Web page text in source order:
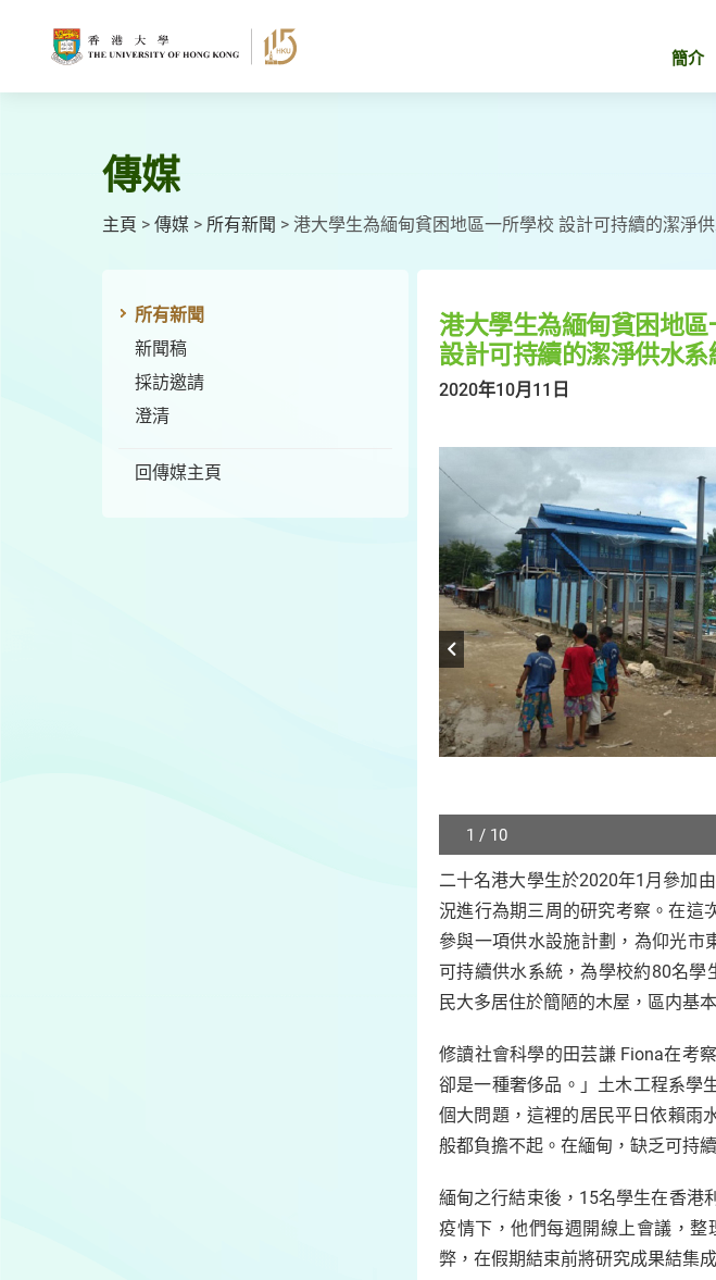
簡介
傳媒
主頁 > 傳媒 > 所有新聞 > 港大學生為緬甸貧困地區一所學校 設計可持續的潔淨
所有新聞
新聞稿
採訪邀請
澄清
回傳媒主頁
港大學生為緬甸貧困地區
設計可持續的潔淨供水系
2020年10月11日
1 / 10
Play
/
the
二十名港大學生於2020年1月參加
況進行為期三周的研究考察。在這
參與一項供水設施計劃，為仰光市
可持續供水系統，為學校約80名學
民大多居住於簡陋的木屋，區内基
修讀社會科學的田芸謙 Fiona在考
卻是一種奢侈品。」土木工程系學
個大問題，這裡的居民平日依賴雨
般都負擔不起。在緬甸，缺乏可持
緬甸之行結束後，15名學生在香港
疫情下，他們每週開線上會議，
弊，在假期結束前將研究成果結集